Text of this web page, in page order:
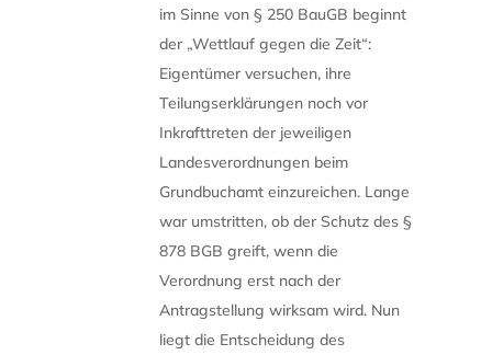
im Sinne von § 250 BauGB beginnt
der „Wettlauf gegen die Zeit“:
Eigentümer versuchen, ihre
Teilungserklärungen noch vor
Inkrafttreten der jeweiligen
Landesverordnungen beim
Grundbuchamt einzureichen. Lange
war umstritten, ob der Schutz des §
878 BGB greift, wenn die
Verordnung erst nach der
Antragstellung wirksam wird. Nun
liegt die Entscheidung des